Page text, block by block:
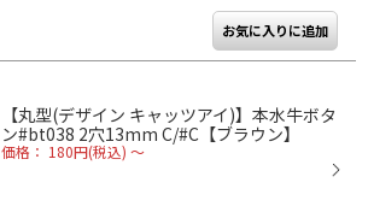
【丸型(デザイン キャッツアイ)】本水牛ボタ
ン#bt038 2穴13mm C/#C【ブラウン】
価格： 180円(税込) ～